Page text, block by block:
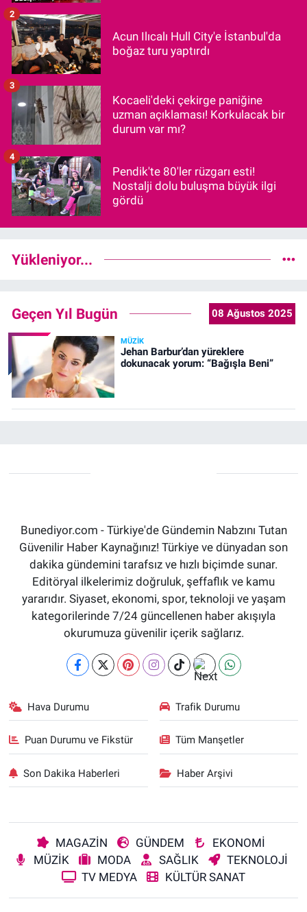
Acun Ilıcalı Hull City'e İstanbul'da
boğaz turu yaptırdı
2
Kocaeli'deki çekirge paniğine
uzman açıklaması! Korkulacak bir
durum var mı?
3
Pendik'te 80'ler rüzgarı esti!
Nostalji dolu buluşma büyük ilgi
gördü
4
Yükleniyor...
Geçen Yıl Bugün 08 Ağustos 2025
MÜZIK
Jehan Barbur’dan yüreklere
dokunacak yorum: “Bağışla Beni”
Bunediyor.com - Türkiye'de Gündemin Nabzını Tutan
Güvenilir Haber Kaynağınız! Türkiye ve dünyadan son
dakika gündemini tarafsız ve hızlı biçimde sunar.
Editöryal ilkelerimiz doğruluk, şeffaflık ve kamu
yararıdır. Siyaset, ekonomi, spor, teknoloji ve yaşam
kategorilerinde 7/24 güncellenen haber akışıyla
okurumuza güvenilir içerik sağlarız.
Hava Durumu Trafik Durumu
Puan Durumu ve Fikstür Tüm Manşetler
Son Dakika Haberleri Haber Arşivi
MAGAZİN GÜNDEM
EKONOMİ
MÜZİK
MODA SAĞLIK
TEKNOLOJİ
TV MEDYA
KÜLTÜR SANAT